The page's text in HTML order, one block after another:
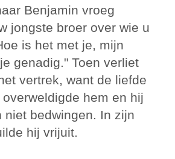
Benjamin vroeg
jongste broer over wie u
is het met je, mijn
genadig." Toen verliet
vertrek, want de liefde
hem en hij
niet bedwingen. In zijn
hij vrijuit.